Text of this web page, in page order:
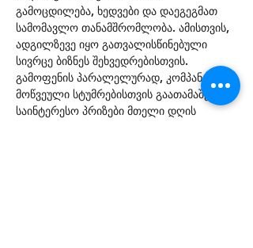
გამოცდილება, ხედვები და დაეგეგმათ
სამომავლო თანამშრომლობა. ამისთვის,
ადგილზევე იყო გათვალისწინებული
სივრცე ბიზნეს შეხვედრებისთვის.
გამოფენის პარალელურად, კომპანიებმა
მოწვეული სტუმრებისთვის გაათამაშეს
საინტერესო პრიზები მთელი დღის